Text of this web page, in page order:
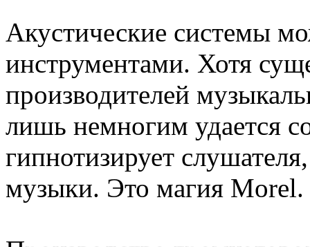
Акустические системы
инструментами. Хотя
производителей
лишь немногим удается
гипнотизирует
музыки. Это магия Morel.